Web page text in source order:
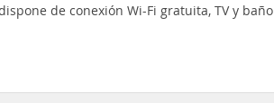
de conexión Wi-Fi gratuita, TV y baño